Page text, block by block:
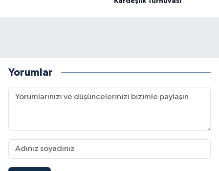
Yorumlar